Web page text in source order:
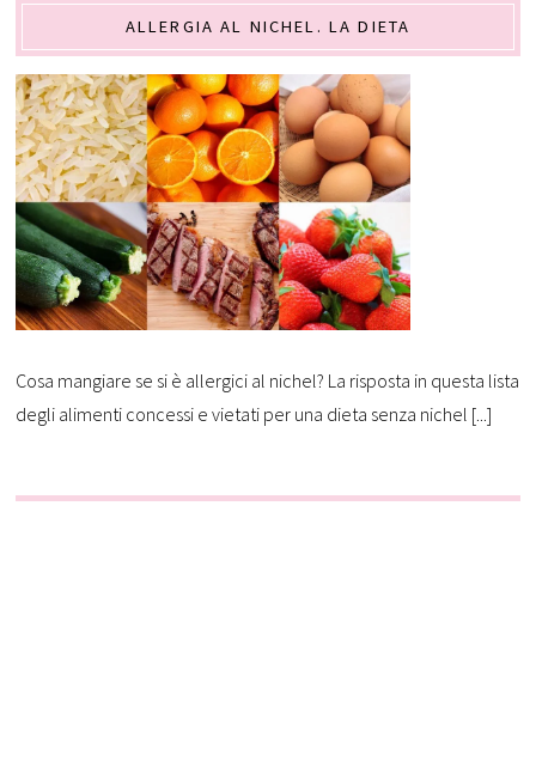
ALLERGIA AL NICHEL. LA DIETA
Cosa mangiare se si è allergici al nichel? La risposta in questa lista
degli alimenti concessi e vietati per una dieta senza nichel [...]